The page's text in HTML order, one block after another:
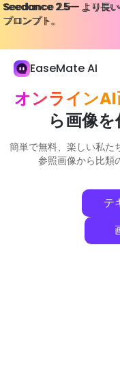
Seedance 2.5— より長い
プロンプト。
Seedance 2.5— より長い
プロンプト。
EaseMate AI
数学問題を解く
AIチャット
ChatPDF
AI 研究 & 調査
AIライター
AIエージェント
新しい
オンラインAI
ら画像
簡単で無料、楽しい私た
参照画像から比類
テ